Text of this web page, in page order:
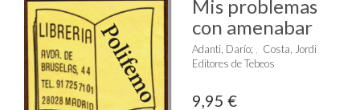
Mis problemas
con amenabar
Adanti, Darío;
Costa, Jordi
Editores de Tebeos
9,95 €